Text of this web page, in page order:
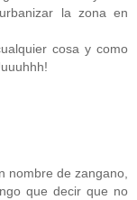
la zona en
cosa y como
nombre de zangano,
que decir que no